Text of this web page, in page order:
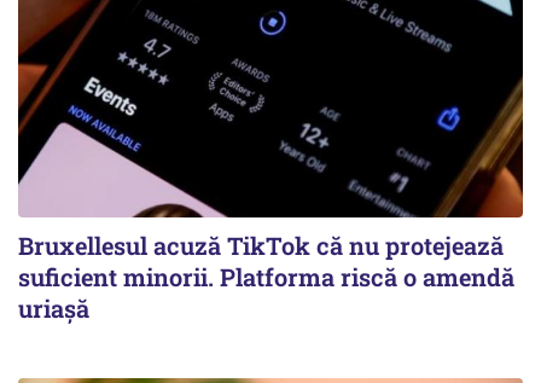
Bruxellesul acuză TikTok că nu protejează
suficient minorii. Platforma riscă o amendă
uriașă